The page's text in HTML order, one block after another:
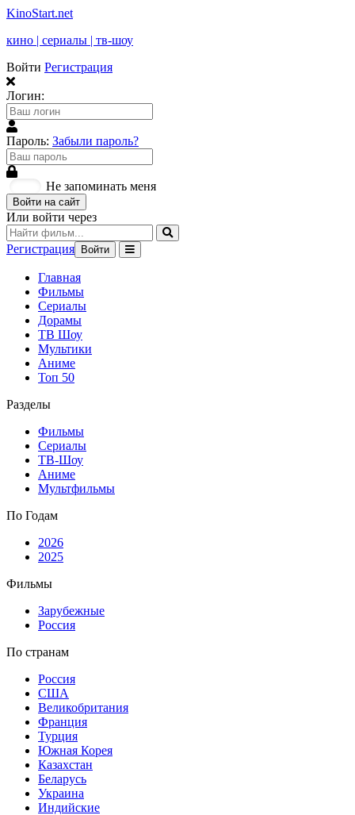
KinoStart.net
кино | сериалы | тв-шоу
Войти Регистрация
Логин:
Пароль: Забыли пароль?
Не запоминать меня
Войти на сайт
Или войти через
Регистрация Войти
Главная
Фильмы
Сериалы
Дорамы
ТВ Шоу
Мультики
Аниме
Топ 50
Разделы
Фильмы
Сериалы
ТВ-Шоу
Аниме
Мультфильмы
По Годам
2026
2025
Фильмы
Зарубежные
Россия
По странам
Россия
США
Великобритания
Франция
Турция
Южная Корея
Казахстан
Беларусь
Украина
Индийские